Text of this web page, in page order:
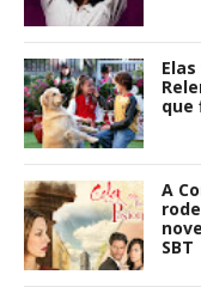
que
A
SBT